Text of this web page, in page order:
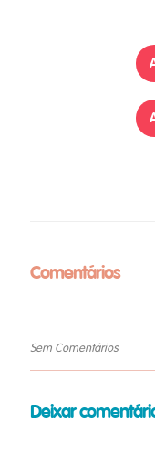
Comentários
Sem Comentários
Deixar